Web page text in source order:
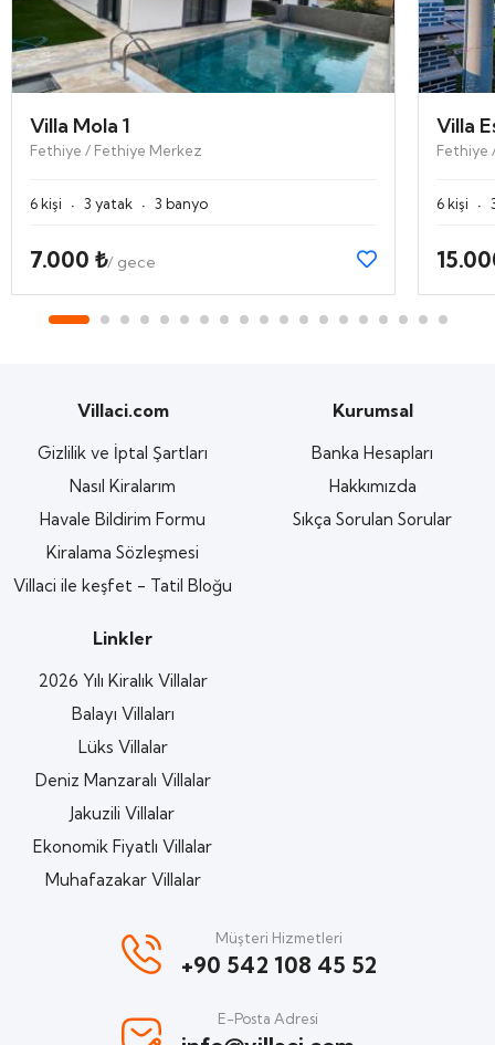
Villa Mola 1
Fethiye / Fethiye Merkez
6 kişi · 3 yatak · 3 banyo
7.000 ₺/ gece
Villa
Fethiye
6 kişi ·
Villaci.com
Gizlilik ve İptal Şartları
Nasıl Kiralarım
Havale Bildirim Formu
Kiralama Sözleşmesi
Villaci ile keşfet - Tatil Bloğu
Kurumsal
Banka Hesapları
Hakkımızda
Sıkça Sorulan Sorular
Linkler
2026 Yılı Kiralık Villalar
Balayı Villaları
Lüks Villalar
Deniz Manzaralı Villalar
Jakuzili Villalar
Ekonomik Fiyatlı Villalar
Muhafazakar Villalar
Müşteri Hizmetleri
+90 542 108 45 52
E-Posta Adresi